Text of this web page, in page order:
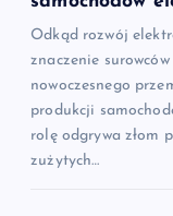
Odkąd rozwój
znaczenie
nowoczesnego
produkcji
rolę odgrywa złom
zużytych…